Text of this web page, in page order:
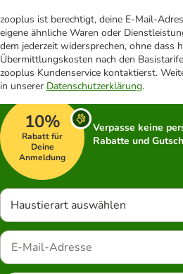
zooplus ist berechtigt, deine E-Mail-
eigene ähnliche Waren oder
dem jederzeit widersprechen, ohne dass
Übermittlungskosten nach den
zooplus Kundenservice kontaktierst.
in unserer Datenschutzerklärung.
10%
Rabatt für
Deine
Anmeldung
Verpasse keine
Rabatte und
Haustierart auswählen